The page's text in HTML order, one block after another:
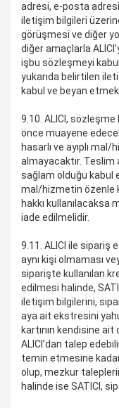
adresi, e-posta
iletişim bilgileri
görüşmesi ve diğer
diğer amaçlarla
işbu sözleşmeyi
yukarıda belirtilen
kabul ve beyan
9.10. ALICI,
önce muayene
hasarlı ve ayıplı
almayacaktır. Teslim
sağlam olduğu kabul
mal/hizmetin özenle
hakkı kullanılacaksa
iade edilmelidir.
9.11. ALICI ile sipariş
aynı kişi olmaması
siparişte kullanılan
edilmesi halinde,
iletişim bilgilerini,
aya ait ekstresini
kartının kendisine
ALICI’dan talep
temin etmesine
olup, mezkur
halinde ise SATICI,